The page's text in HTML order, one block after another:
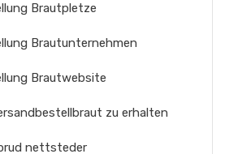
Brautpletze
Brautunternehmen
Brautwebsite
zu erhalten
nettsteder